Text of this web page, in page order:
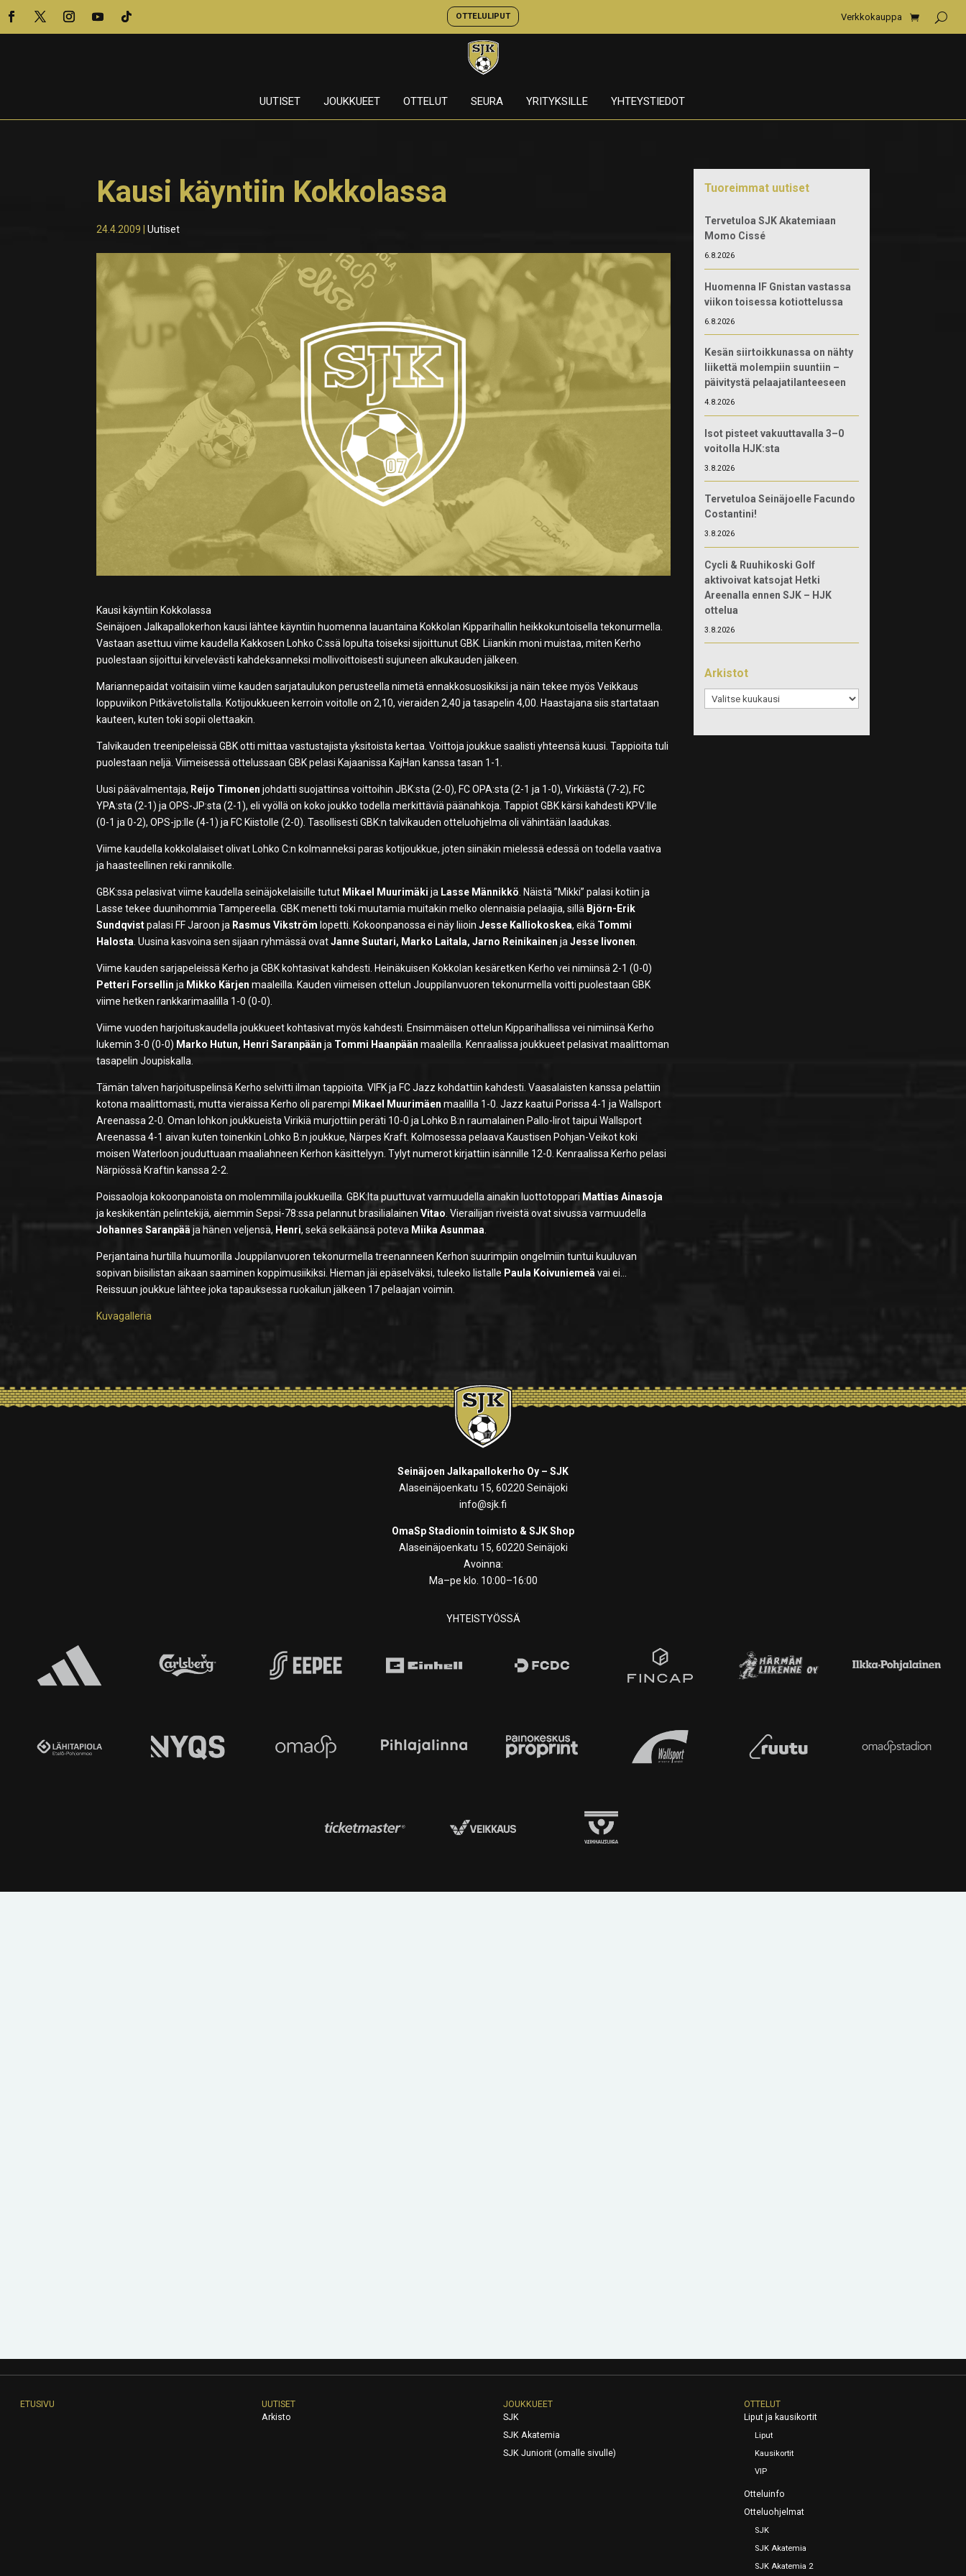
OTTELULIPUT Verkkokauppa
UUTISET JOUKKUEET OTTELUT SEURA YRITYKSILLE YHTEYSTIEDOT
Kausi käyntiin Kokkolassa
24.4.2009 |Uutiset
Kausi käyntiin Kokkolassa
Seinäjoen Jalkapallokerhon kausi lähtee käyntiin huomenna lauantaina Kokkolan Kipparihallin heikkokuntoisella tekonurmella.
Vastaan asettuu viime kaudella Kakkosen Lohko C:ssä lopulta toiseksi sijoittunut GBK. Liiankin moni muistaa, miten Kerho
puolestaan sijoittui kirvelevästi kahdeksanneksi mollivoittoisesti sujuneen alkukauden jälkeen.
Mariannepaidat voitaisiin viime kauden sarjataulukon perusteella nimetä ennakkosuosikiksi ja näin tekee myös Veikkaus
loppuviikon Pitkävetolistalla. Kotijoukkueen kerroin voitolle on 2,10, vieraiden 2,40 ja tasapelin 4,00. Haastajana siis startataan
kauteen, kuten toki sopii olettaakin.
Talvikauden treenipeleissä GBK otti mittaa vastustajista yksitoista kertaa. Voittoja joukkue saalisti yhteensä kuusi. Tappioita tuli
puolestaan neljä. Viimeisessä ottelussaan GBK pelasi Kajaanissa KajHan kanssa tasan 1-1.
Uusi päävalmentaja, Reijo Timonen johdatti suojattinsa voittoihin JBK:sta (2-0), FC OPA:sta (2-1 ja 1-0), Virkiästä (7-2), FC
YPA:sta (2-1) ja OPS-JP:sta (2-1), eli vyöllä on koko joukko todella merkittäviä päänahkoja. Tappiot GBK kärsi kahdesti KPV:lle
(0-1 ja 0-2), OPS-jp:lle (4-1) ja FC Kiistolle (2-0). Tasollisesti GBK:n talvikauden otteluohjelma oli vähintään laadukas.
Viime kaudella kokkolalaiset olivat Lohko C:n kolmanneksi paras kotijoukkue, joten siinäkin mielessä edessä on todella vaativa
ja haasteellinen reki rannikolle.
GBK:ssa pelasivat viime kaudella seinäjokelaisille tutut Mikael Muurimäki ja Lasse Männikkö. Näistä ”Mikki” palasi kotiin ja
Lasse tekee duunihommia Tampereella. GBK menetti toki muutamia muitakin melko olennaisia pelaajia, sillä Björn-Erik
Sundqvistpalasi FF Jaroon ja Rasmus Vikström lopetti. Kokoonpanossa ei näy liioinJesse Kalliokoskea, eikä Tommi
Halosta. Uusina kasvoina sen sijaan ryhmässä ovatJanne Suutari, Marko Laitala, Jarno Reinikainen jaJesse Iivonen.
Viime kauden sarjapeleissä Kerho ja GBK kohtasivat kahdesti. Heinäkuisen Kokkolan kesäretken Kerho vei nimiinsä 2-1 (0-0)
Petteri Forsellin ja Mikko Kärjen maaleilla. Kauden viimeisen ottelun Jouppilanvuoren tekonurmella voitti puolestaan GBK
viime hetken rankkarimaalilla 1-0 (0-0).
Viime vuoden harjoituskaudella joukkueet kohtasivat myös kahdesti. Ensimmäisen ottelun Kipparihallissa vei nimiinsä Kerho
lukemin 3-0 (0-0) Marko Hutun, Henri Saranpään ja Tommi Haanpään maaleilla. Kenraalissa joukkueet pelasivat maalittoman
tasapelin Joupiskalla.
Tämän talven harjoituspelinsä Kerho selvitti ilman tappioita. VIFK ja FC Jazz kohdattiin kahdesti. Vaasalaisten kanssa pelattiin
kotona maalittomasti, mutta vieraissa Kerho oli parempi Mikael Muurimäen maalilla 1-0. Jazz kaatui Porissa 4-1 ja Wallsport
Areenassa 2-0. Oman lohkon joukkueista Virikiä murjottiin peräti 10-0 ja Lohko B:n raumalainen Pallo-Iirot taipui Wallsport
Areenassa 4-1 aivan kuten toinenkin Lohko B:n joukkue, Närpes Kraft. Kolmosessa pelaava Kaustisen Pohjan-Veikot koki
moisen Waterloon jouduttuaan maaliahneen Kerhon käsittelyyn. Tylyt numerot kirjattiin isännille 12-0. Kenraalissa Kerho pelasi
Närpiössä Kraftin kanssa 2-2.
Poissaoloja kokoonpanoista on molemmilla joukkueilla. GBK:lta puuttuvat varmuudella ainakin luottotoppari Mattias Ainasoja
ja keskikentän pelintekijä, aiemmin Sepsi-78:ssa pelannut brasilialainenVitao. Vierailijan riveistä ovat sivussa varmuudella
Johannes Saranpääja hänen veljensä, Henri, sekä selkäänsä poteva Miika Asunmaa.
Perjantaina hurtilla huumorilla Jouppilanvuoren tekonurmella treenanneen Kerhon suurimpiin ongelmiin tuntui kuuluvan
sopivan biisilistan aikaan saaminen koppimusiikiksi. Hieman jäi epäselväksi, tuleeko listalle Paula Koivuniemeävai ei…
Reissuun joukkue lähtee joka tapauksessa ruokailun jälkeen 17 pelaajan voimin.
Kuvagalleria
Tuoreimmat uutiset
Tervetuloa SJK Akatemiaan
Momo Cissé
6.8.2026
Huomenna IF Gnistan vastassa
viikon toisessa kotiottelussa
6.8.2026
Kesän siirtoikkunassa on nähty
liikettä molempiin suuntiin –
päivitystä pelaajatilanteeseen
4.8.2026
Isot pisteet vakuuttavalla 3–0
voitolla HJK:sta
3.8.2026
Tervetuloa Seinäjoelle Facundo
Costantini!
3.8.2026
Cycli & Ruuhikoski Golf
aktivoivat katsojat Hetki
Areenalla ennen SJK – HJK
ottelua
3.8.2026
Arkistot
Arkistot
Seinäjoen Jalkapallokerho Oy – SJK
Alaseinäjoenkatu 15, 60220 Seinäjoki
info@sjk.fi
OmaSp Stadionin toimisto & SJK Shop
Alaseinäjoenkatu 15, 60220 Seinäjoki
Avoinna:
Ma–pe klo. 10:00–16:00
YHTEISTYÖSSÄ
ETUSIVU
UUTISET
Arkisto
JOUKKUEET
SJK
SJK Akatemia
SJK Juniorit (omalle sivulle)
OTTELUT
Liput ja kausikortit
Liput
Kausikortit
VIP
Otteluinfo
Otteluohjelmat
SJK
SJK Akatemia
SJK Akatemia 2